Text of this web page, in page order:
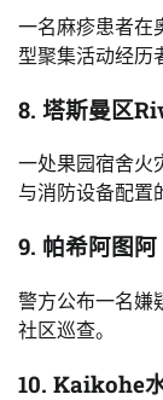
一名麻疹患者在
型聚集活动经历
8. 塔斯曼区
一处果园宿舍火
与消防设备配置
9. 帕希阿图
警方公布一名嫌
社区巡查。
10. Kaikohe